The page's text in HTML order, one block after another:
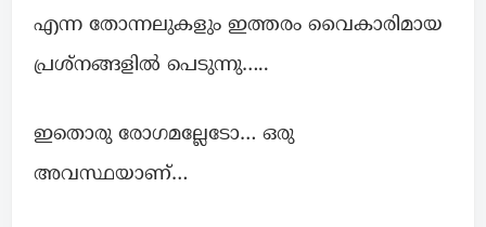
എന്ന തോന്നലുകളും ഇത്തരം വൈകാരിമായ
പ്രശ്നങ്ങളിൽ പെടുന്നു…..
ഇതൊരു രോഗമല്ലേടോ… ഒരു
അവസ്ഥയാണ്…